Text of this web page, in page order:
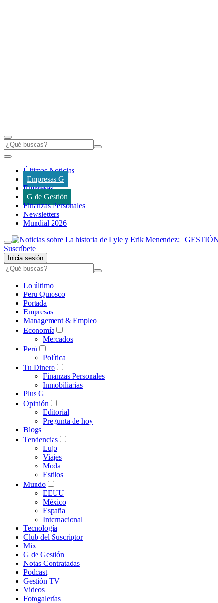
Últimas Noticias
Empresas G
Empresas
G de Gestión
Finanzas Personales
Newsletters
Mundial 2026
Suscríbete
Inicia sesión
Lo último
Peru Quiosco
Portada
Empresas
Management & Empleo
Economía
Mercados
Perú
Política
Tu Dinero
Finanzas Personales
Inmobiliarias
Plus G
Opinión
Editorial
Pregunta de hoy
Blogs
Tendencias
Lujo
Viajes
Moda
Estilos
Mundo
EEUU
México
España
Internacional
Tecnología
Club del Suscriptor
Mix
G de Gestión
Notas Contratadas
Podcast
Gestión TV
Videos
Fotogalerías